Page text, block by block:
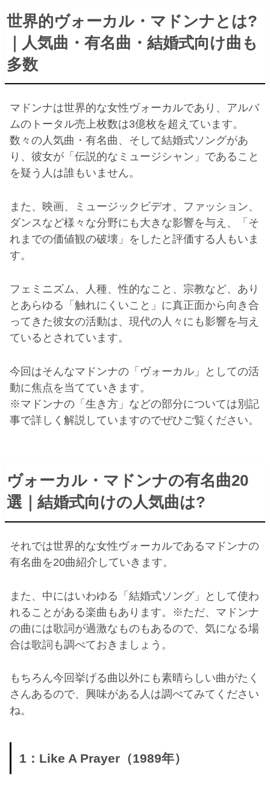
世界的ヴォーカル・マドンナとは?
｜人気曲・有名曲・結婚式向け曲も
多数
マドンナは世界的な女性ヴォーカルであり、アルバ
ムのトータル売上枚数は3億枚を超えています。
数々の人気曲・有名曲、そして結婚式ソングがあ
り、彼女が「伝説的なミュージシャン」であること
を疑う人は誰もいません。
また、映画、ミュージックビデオ、ファッション、
ダンスなど様々な分野にも大きな影響を与え、「そ
れまでの価値観の破壊」をしたと評価する人もいま
す。
フェミニズム、人種、性的なこと、宗教など、あり
とあらゆる「触れにくいこと」に真正面から向き合
ってきた彼女の活動は、現代の人々にも影響を与え
ているとされています。
今回はそんなマドンナの「ヴォーカル」としての活
動に焦点を当てていきます。
※マドンナの「生き方」などの部分については別記
事で詳しく解説していますのでぜひご覧ください。
ヴォーカル・マドンナの有名曲20
選｜結婚式向けの人気曲は?
それでは世界的な女性ヴォーカルであるマドンナの
有名曲を20曲紹介していきます。
また、中にはいわゆる「結婚式ソング」として使わ
れることがある楽曲もあります。※ただ、マドンナ
の曲には歌詞が過激なものもあるので、気になる場
合は歌詞も調べておきましょう。
もちろん今回挙げる曲以外にも素晴らしい曲がたく
さんあるので、興味がある人は調べてみてください
ね。
1：Like A Prayer（1989年）